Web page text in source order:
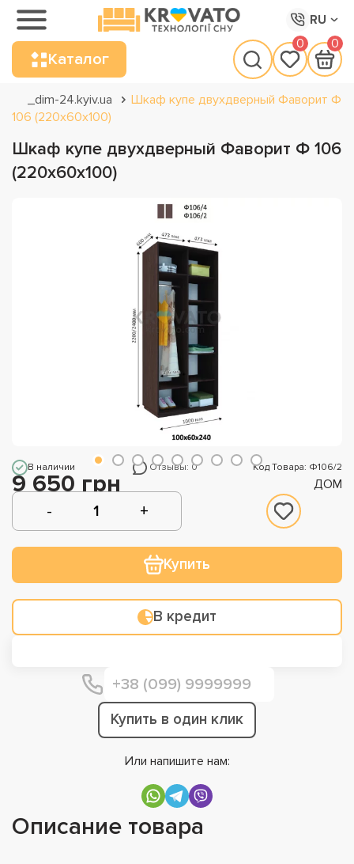
RU
Каталог
0 0
_dim-24.kyiv.ua
Шкаф купе двухдверный Фаворит Ф
106 (220х60х100)
Шкаф купе двухдверный Фаворит Ф 106
(220х60х100)
В наличии Отзывы: 0 Код Товара: Ф106/2
9 650 грн ДОМ
Купить
В кредит
Купить в один клик
Или напишите нам:
Описание товара